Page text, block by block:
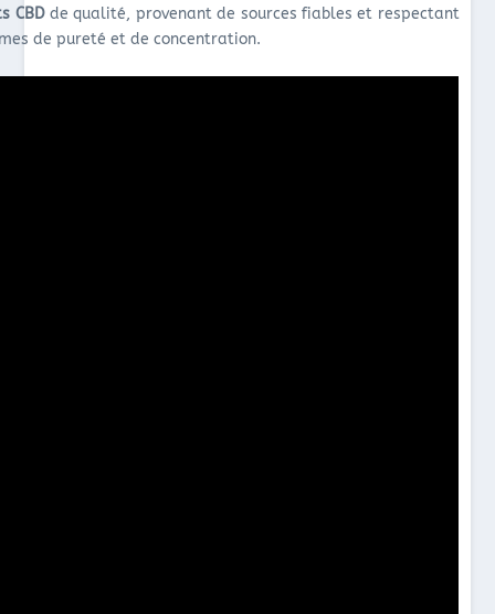
CBDde qualité, provenant de sources fiables et respectant
de pureté et de concentration.